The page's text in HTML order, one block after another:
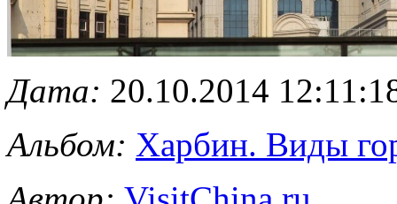
Дата: 20.10.2014
Альбом: Харбин. Виды